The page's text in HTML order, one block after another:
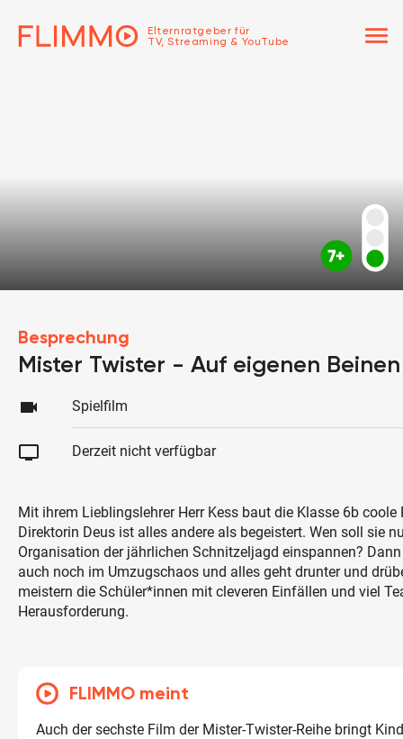
Elternratgeber für
TV, Streaming & YouTube
menu
Besprechung
Mister Twister - Auf eigenen Beinen
videocam Spielfilm
tv Derzeit nicht verfügbar
Mit ihrem Lieblingslehrer Herr Kess baut die Klasse 6b coole
Direktorin Deus ist alles andere als begeistert. Wen soll sie
Organisation der jährlichen Schnitzeljagd einspannen?
auch noch im Umzugschaos und alles geht drunter und
meistern die Schüler*innen mit cleveren Einfällen und viel
Herausforderung.
FLIMMO meint
Auch der sechste Film der Mister-Twister-Reihe bringt